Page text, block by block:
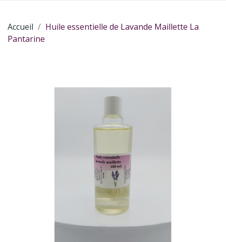
Accueil
Huile essentielle de Lavande Maillette La
Pantarine